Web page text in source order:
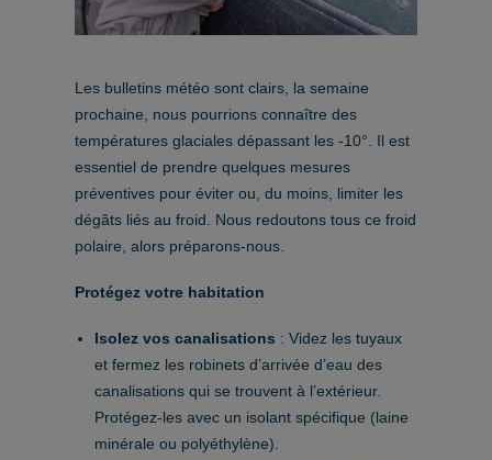
Contact
Les bulletins météo sont clairs, la semaine
prochaine, nous pourrions connaître des
températures glaciales dépassant les -10°. Il est
essentiel de prendre quelques mesures
préventives pour éviter ou, du moins, limiter les
dégâts liés au froid. Nous redoutons tous ce froid
polaire, alors préparons-nous.
Protégez votre habitation
Isolez vos canalisations : Videz les tuyaux
et fermez les robinets d’arrivée d’eau des
canalisations qui se trouvent à l’extérieur.
Protégez-les avec un isolant spécifique (laine
minérale ou polyéthylène).